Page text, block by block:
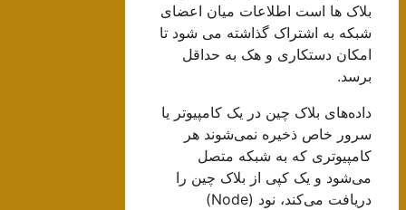
بلاک ها است اطلاعات میان اعضای
شبکه به اشتراک گذاشته می شود تا
امکان دستکاری و هک به حداقل
برسد.
داده‌های بلاک چین در یک کامپیوتر یا
سرور خاص ذخیره نمی‌شوند هر
کامپیوتری که به شبکه متصل
می‌شود و یک کپی از بلاک چین را
دریافت می‌کند، نود (Node)